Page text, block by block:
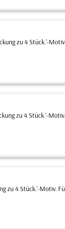
zu 4 Stück.'-
zu 4 Stück.'-
zu 4 Stück.'-Motiv.